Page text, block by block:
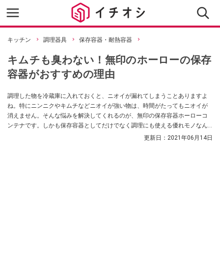
キッチン 調理器具 保存容器・耐熱容器
キムチも臭わない！無印のホーローの保存
容器がおすすめの理由
調理した物を冷蔵庫に入れておくと、ニオイが漏れてしまうことありますよ
ね。特にニンニクやキムチなどニオイが強い物は、時間がたってもニオイが
消えません。そんな悩みを解決してくれるのが、無印の保存容器ホーローコ
ンテナです。しかも保存容器としてだけでなく調理にも使える優れモノなん
更新日： 2021年06月14日